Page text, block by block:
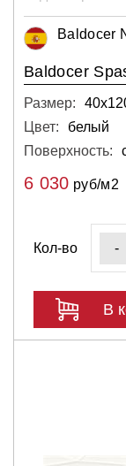
Baldocer
Baldocer
Размер:
Цвет:
белый
Поверхность:
6 030 руб/м2
Кол-во -
В